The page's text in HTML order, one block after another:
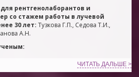
рентгенолаборантов и
со стажем работы в лучевой
30 лет: Тузкова Г.П., Седова Т.И.,
А.Н.
ЧИТАТЬ ДАЛЬШЕ >